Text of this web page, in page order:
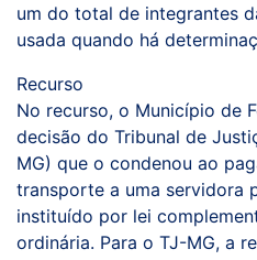
um do total de integrantes
usada quando há
Recurso
No recurso, o Município de
decisão do Tribunal de
MG) que o condenou ao
transporte a uma servidora
instituído por lei
ordinária. Para o TJ-MG, a